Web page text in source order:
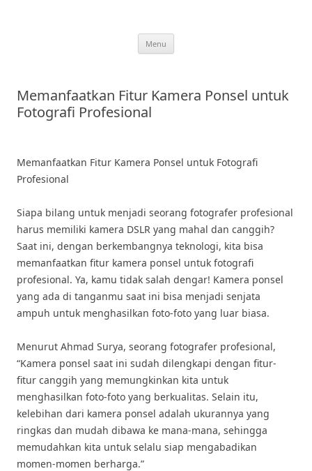
Menu
Memanfaatkan Fitur Kamera Ponsel untuk
Fotografi Profesional
Memanfaatkan Fitur Kamera Ponsel untuk Fotografi
Profesional
Siapa bilang untuk menjadi seorang fotografer profesional
harus memiliki kamera DSLR yang mahal dan canggih?
Saat ini, dengan berkembangnya teknologi, kita bisa
memanfaatkan fitur kamera ponsel untuk fotografi
profesional. Ya, kamu tidak salah dengar! Kamera ponsel
yang ada di tanganmu saat ini bisa menjadi senjata
ampuh untuk menghasilkan foto-foto yang luar biasa.
Menurut Ahmad Surya, seorang fotografer profesional,
“Kamera ponsel saat ini sudah dilengkapi dengan fitur-
fitur canggih yang memungkinkan kita untuk
menghasilkan foto-foto yang berkualitas. Selain itu,
kelebihan dari kamera ponsel adalah ukurannya yang
ringkas dan mudah dibawa ke mana-mana, sehingga
memudahkan kita untuk selalu siap mengabadikan
momen-momen berharga.”